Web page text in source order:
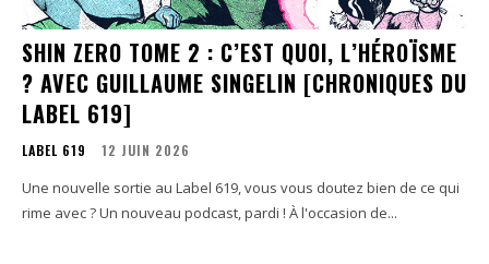
SHIN ZERO TOME 2 : C’EST QUOI, L’HÉROÏSME
? AVEC GUILLAUME SINGELIN [CHRONIQUES DU
LABEL 619]
LABEL 619 12 JUIN 2026
Une nouvelle sortie au Label 619, vous vous doutez bien de ce qui
rime avec ? Un nouveau podcast, pardi ! À l'occasion de...